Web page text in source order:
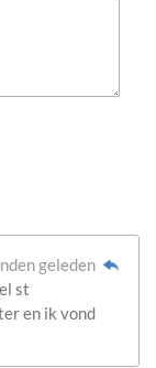
geleden
st
en ik vond